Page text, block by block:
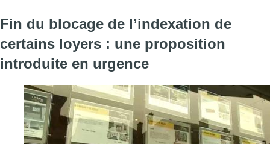
Fin du blocage de l’indexation de
certains loyers : une proposition
introduite en urgence